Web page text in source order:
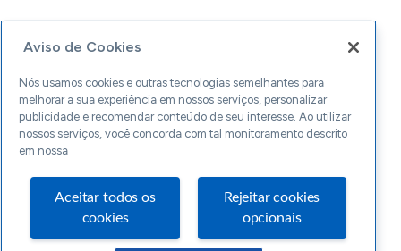
Aviso de Cookies
Nós usamos cookies e outras tecnologias semelhantes para
melhorar a sua experiência em nossos serviços, personalizar
publicidade e recomendar conteúdo de seu interesse. Ao utilizar
nossos serviços, você concorda com tal monitoramento descrito
em nossa
Aceitar todos os
cookies
Rejeitar cookies
opcionais